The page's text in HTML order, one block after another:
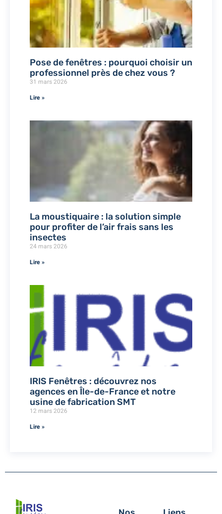
Pose de fenêtres : pourquoi choisir un
professionnel près de chez vous ?
31 mars 2026
Lire »
La moustiquaire : la solution simple
pour profiter de l’air frais sans les
insectes
24 mars 2026
Lire »
IRIS Fenêtres : découvrez nos
agences en Île-de-France et notre
usine de fabrication SMT
12 mars 2026
Lire »